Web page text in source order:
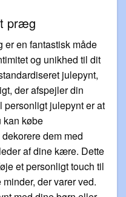
præg
en fantastisk måde
og unikhed til dit
julepynt,
der afspejler din
julepynt er at
kan købe
dem med
af dine kære. Dette
et personligt touch til
der varer ved.